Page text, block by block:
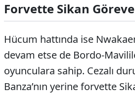
Forvette Sikan
Hücum hattında ise
devam etse de Bordo-
oyunculara sahip. Cezalı
Banza’nın yerine forvette